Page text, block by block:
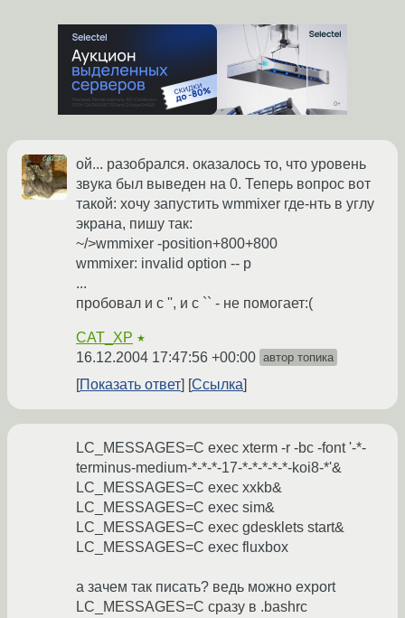
ой... разобрался. оказалось то, что уровень
звука был выведен на 0. Теперь вопрос вот
такой: хочу запустить wmmixer где-нть в углу
экрана, пишу так:
~/>wmmixer -position+800+800
wmmixer: invalid option -- p
...
пробовал и с '', и с `` - не помогает:(
CAT_XP ★
16.12.2004 17:47:56 +00:00 автор топика
Показать ответ Ссылка
LC_MESSAGES=C exec xterm -r -bc -font '-*-
terminus-medium-*-*-*-17-*-*-*-*-*-koi8-*'&
LC_MESSAGES=C exec xxkb&
LC_MESSAGES=C exec sim&
LC_MESSAGES=C exec gdesklets start&
LC_MESSAGES=C exec fluxbox
а зачем так писать? ведь можно export
LC_MESSAGES=C сразу в .bashrc